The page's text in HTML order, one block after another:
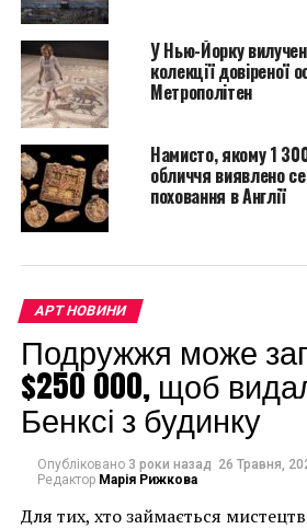
Петух, Собака и Свинья. Высота
более 3 метров, а вес
стоят они на мраморном
скульптурная композиция была
Анджелесе, Лондоне, Сан-
Вашингтоне, Нью-Йорке и в
городах мира.
У Нью-Йорку
колекції довіреної
Метрополітен
Намисто, якому 1
обличчя виявлено
поховання в Англії
АРТ НОВИНИ
Подружжя може
$250 000, щоб
Бенксі з будинку
Опубліковано 3 роки назад 26 Травня,
Редактор Марія Рижкова
Для тих, хто займається